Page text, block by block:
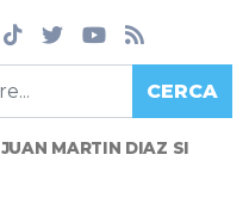
CERCA
JUAN MARTIN DIAZ SI